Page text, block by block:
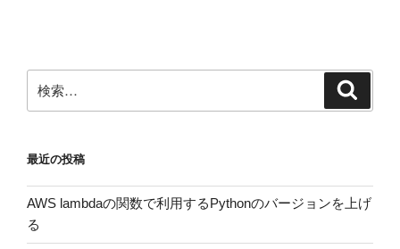
ン
索:
最近の投稿
AWS lambdaの関数で利用するPythonのバージョンを上げ
る